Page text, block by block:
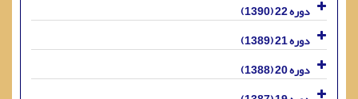
دوره 22 (1390)
دوره 21 (1389)
دوره 20 (1388)